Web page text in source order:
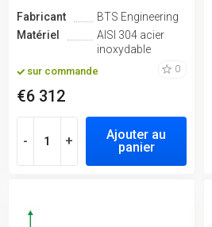
Fabricant
BTS Engineering
Matériel
AISI 304 acier
inoxydable
sur commande 0
€6 312
- +
Ajouter au
panier